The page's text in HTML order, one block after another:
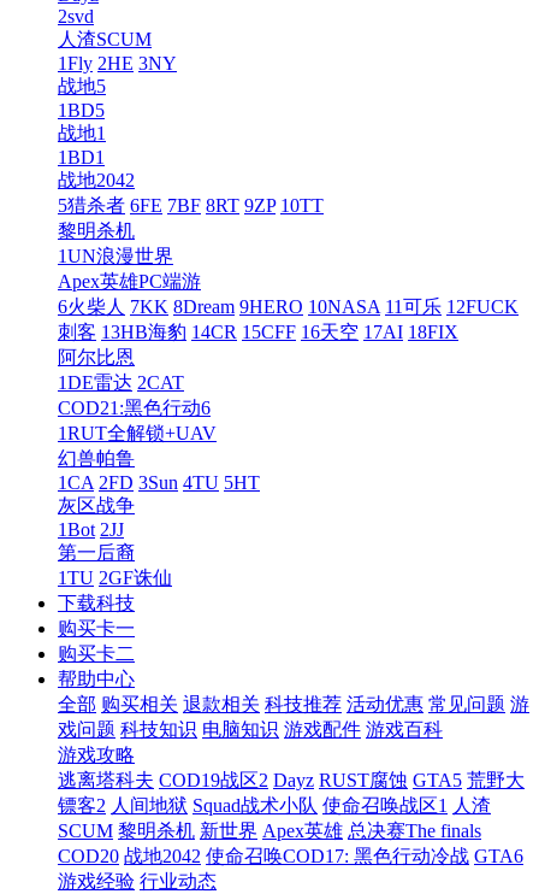
2svd
人渣SCUM
1Fly 2HE 3NY
战地5
1BD5
战地1
1BD1
战地2042
5猎杀者 6FE 7BF 8RT 9ZP 10TT
黎明杀机
1UN浪漫世界
Apex英雄PC端游
6火柴人 7KK 8Dream 9HERO 10NASA 11可乐 12FUCK
刺客 13HB海豹 14CR 15CFF 16天空 17AI 18FIX
阿尔比恩
1DE雷达 2CAT
COD21:黑色行动6
1RUT全解锁+UAV
幻兽帕鲁
1CA 2FD 3Sun 4TU 5HT
灰区战争
1Bot 2JJ
第一后裔
1TU 2GF诛仙
下载科技
购买卡一
购买卡二
帮助中心
全部 购买相关 退款相关 科技推荐 活动优惠 常见问题 游
戏问题 科技知识 电脑知识 游戏配件 游戏百科
游戏攻略
逃离塔科夫 COD19战区2 Dayz RUST腐蚀 GTA5 荒野大
镖客2 人间地狱 Squad战术小队 使命召唤战区1 人渣
SCUM 黎明杀机 新世界 Apex英雄 总决赛The finals
COD20 战地2042 使命召唤COD17: 黑色行动冷战 GTA6
游戏经验 行业动态